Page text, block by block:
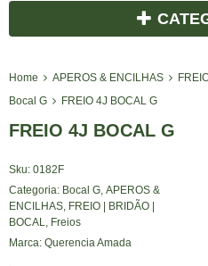
Home APEROS & ENCILHAS
Bocal G
FREIO 4J BOCAL G
FREIO 4J BOCAL G
Sku: 0182F
Categoria: Bocal G APEROS &
ENCILHAS FREIO | BRIDÃO |
BOCAL
Freios
Marca: Querencia Amada